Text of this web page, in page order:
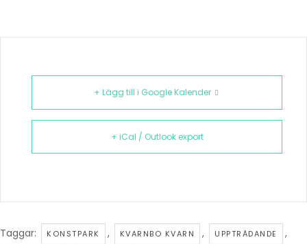
+ Lägg till i Google Kalender
+ iCal / Outlook export
Taggar: KONSTPARK , KVARNBO KVARN , UPPTRÄDANDE ,